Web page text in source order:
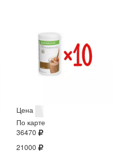
Цена
По карте
36470
21000